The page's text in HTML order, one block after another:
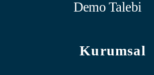
Demo Talebi
Kurumsal